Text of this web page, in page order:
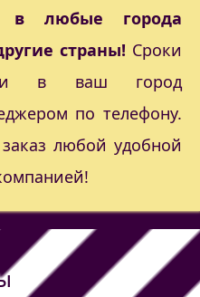
в любые города
страны! Сроки
в ваш город
по телефону.
любой удобной